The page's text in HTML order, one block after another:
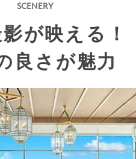
が映える！
良さが魅力